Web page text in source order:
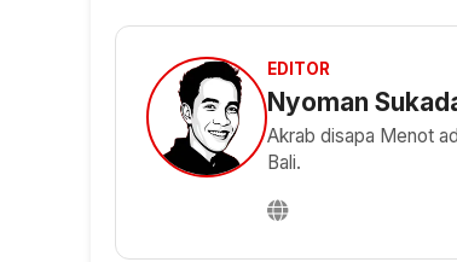
EDITOR
Nyoman
Akrab disapa Menot
Bali.